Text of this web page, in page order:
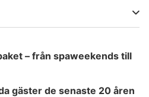
– från spaweekends till
gäster de senaste 20 åren